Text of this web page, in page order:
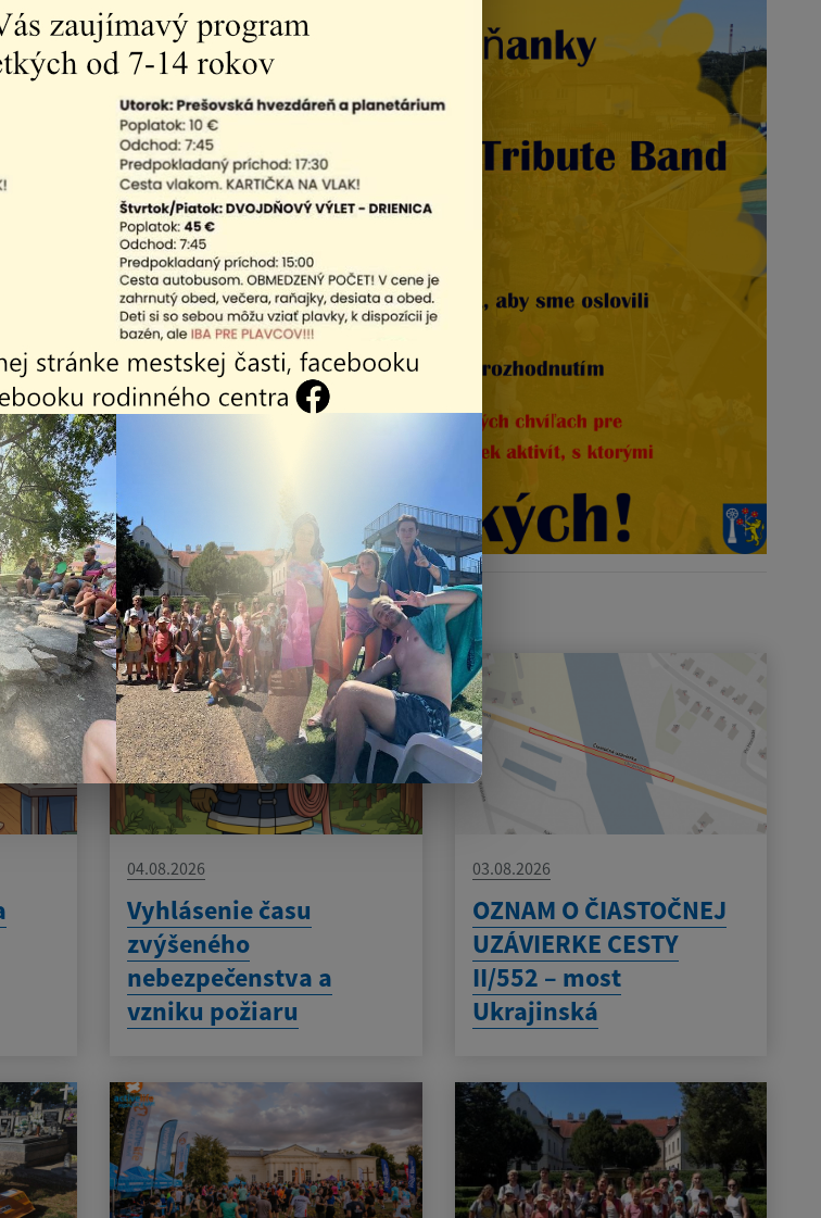
04.08.2026
Vyhlásenie času
zvýšeného
nebezpečenstva a
vzniku požiaru
03.08.2026
OZNAM O ČIASTOČNEJ
UZÁVIERKE CESTY
II/552 – most
Ukrajinská